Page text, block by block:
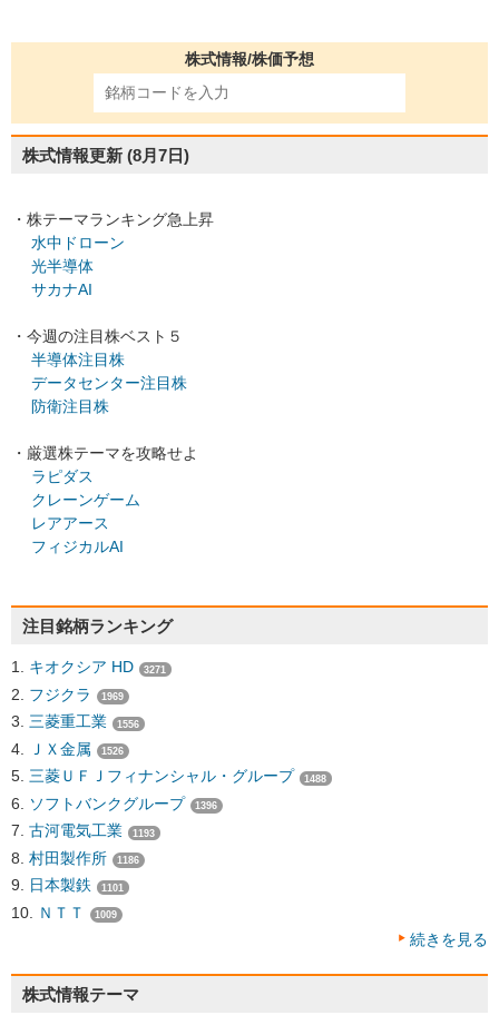
株式情報/株価予想
株式情報更新 (8月7日)
・株テーマランキング急上昇
水中ドローン
光半導体
サカナAI
・今週の注目株ベスト５
半導体注目株
データセンター注目株
防衛注目株
・厳選株テーマを攻略せよ
ラピダス
クレーンゲーム
レアアース
フィジカルAI
注目銘柄ランキング
キオクシア HD 3271
フジクラ 1969
三菱重工業 1556
ＪＸ金属 1526
三菱ＵＦＪフィナンシャル・グループ 1488
ソフトバンクグループ 1396
古河電気工業 1193
村田製作所 1186
日本製鉄 1101
ＮＴＴ 1009
続きを見る
株式情報テーマ